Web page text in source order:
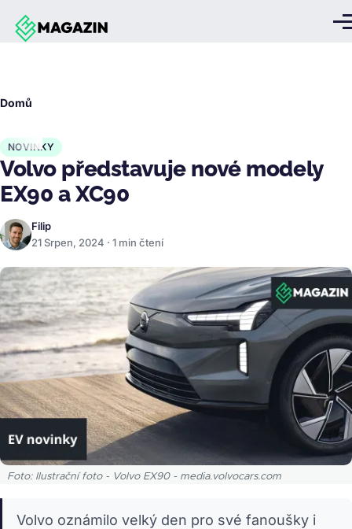
Přejít k hlavnímu obsahu
Domů
NOVINKY
Volvo představuje nové modely
EX90 a XC90
Filip
21 Srpen, 2024 · 1 min čtení
Foto: Ilustrační foto - Volvo EX90 - media.volvocars.com
Volvo oznámilo velký den pro své fanoušky i